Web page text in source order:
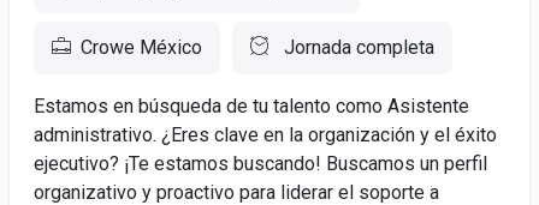
Crowe México Jornada completa
Estamos en búsqueda de tu talento como Asistente
administrativo. ¿Eres clave en la organización y el éxito
ejecutivo? ¡Te estamos buscando! Buscamos un perfil
organizativo y proactivo para liderar el soporte a